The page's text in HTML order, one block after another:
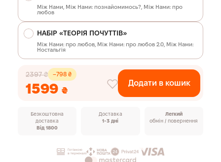
про любов
кохані
Про таємне
2447 ₴
Між Нами, Між Нами: познайомимось?, Між Нами: про
любов
Ваша гра
про любов
Гра в подарунок
НАБІР «ТЕОРІЯ ПОЧУТТІВ»
Між Нами: про любов, Між Нами: про любов 2.0, Між Нами:
Ностальгія
2397 ₴ −798 ₴
1599 ₴
Додати в кошик
Безкоштовна
доставка
Від 1800
Доставка
1-3 дні
Легкий
обмін / повернення